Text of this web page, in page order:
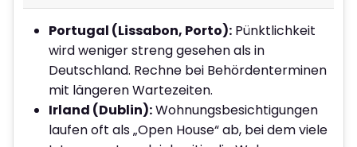
Portugal (Lissabon, Porto): Pünktlichkeit
wird weniger streng gesehen als in
Deutschland. Rechne bei Behördenterminen
mit längeren Wartezeiten.
Irland (Dublin):Wohnungsbesichtigungen
laufen oft als „Open House“ ab, bei dem viele